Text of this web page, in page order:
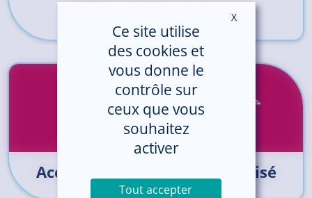
Offre d'hébergement
Accompagnement personnalisé
Ce site utilise
des cookies et
vous donne le
contrôle sur
ceux que vous
souhaitez
activer
Tout accepter
XMasquer le